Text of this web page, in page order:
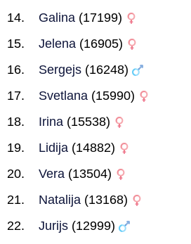
Galina (17199)
Jelena (16905)
Sergejs (16248)
Svetlana (15990)
Irina (15538)
Lidija (14882)
Vera (13504)
Natalija (13168)
Jurijs (12999)